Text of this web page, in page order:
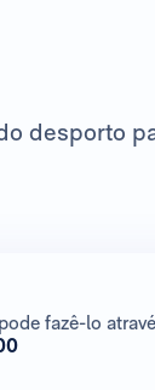
desporto
fazê-lo